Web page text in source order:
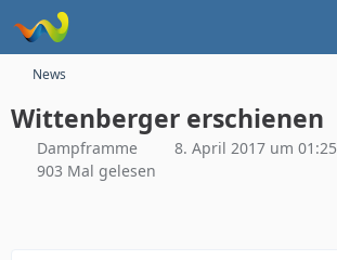
News
Wittenberger erschienen
Dampframme
8. April 2017 um 01:25
903 Mal gelesen